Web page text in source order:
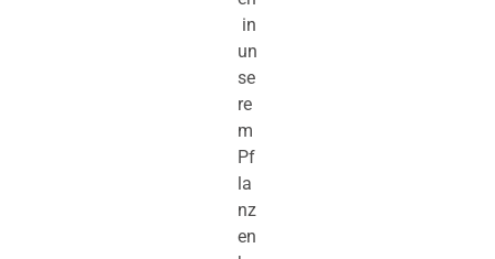
in
un
se
re
m
Pf
la
nz
en